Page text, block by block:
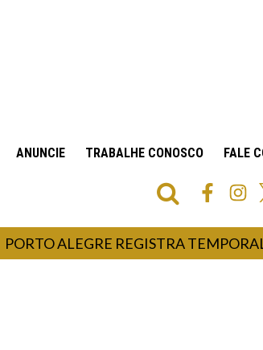
ANUNCIE TRABALHE CONOSCO FALE
ALEGRE REGISTRA TEMPORAL